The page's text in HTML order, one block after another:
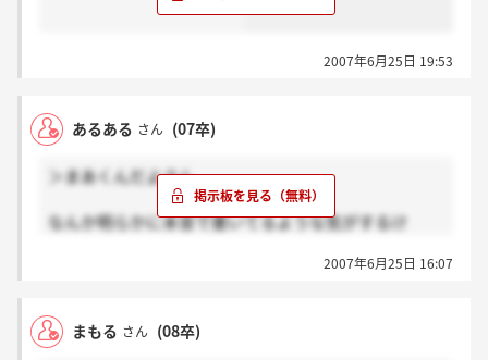
2007年6月25日 19:53
あるある さん (07卒)
＞まあくんだよさん
なんか明らかに本音で書いてるような気がするけ
まあそういうことにしときましょうか。2007年6月25日 16:07
まもる さん (08卒)